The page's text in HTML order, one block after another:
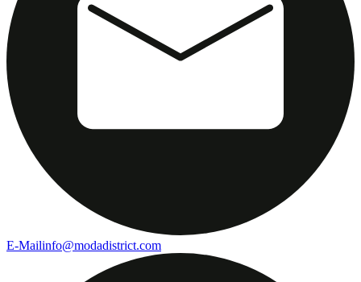
E-Mailinfo@modadistrict.com